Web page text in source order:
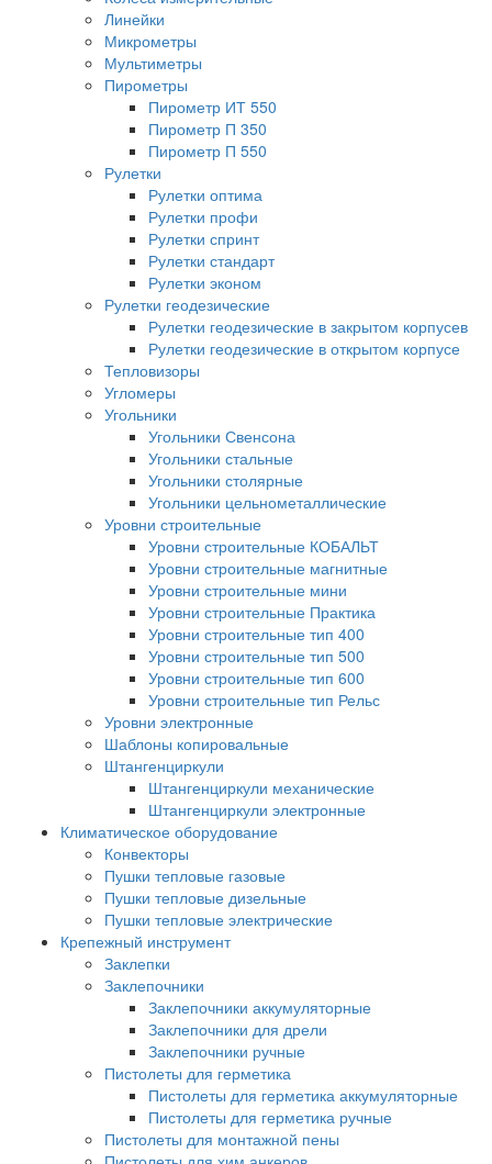
Линейки
Микрометры
Мультиметры
Пирометры
Пирометр ИТ 550
Пирометр П 350
Пирометр П 550
Рулетки
Рулетки оптима
Рулетки профи
Рулетки спринт
Рулетки стандарт
Рулетки эконом
Рулетки геодезические
Рулетки геодезические в закрытом корпусев
Рулетки геодезические в открытом корпусе
Тепловизоры
Угломеры
Угольники
Угольники Свенсона
Угольники стальные
Угольники столярные
Угольники цельнометаллические
Уровни строительные
Уровни строительные КОБАЛЬТ
Уровни строительные магнитные
Уровни строительные мини
Уровни строительные Практика
Уровни строительные тип 400
Уровни строительные тип 500
Уровни строительные тип 600
Уровни строительные тип Рельс
Уровни электронные
Шаблоны копировальные
Штангенциркули
Штангенциркули механические
Штангенциркули электронные
Климатическое оборудование
Конвекторы
Пушки тепловые газовые
Пушки тепловые дизельные
Пушки тепловые электрические
Крепежный инструмент
Заклепки
Заклепочники
Заклепочники аккумуляторные
Заклепочники для дрели
Заклепочники ручные
Пистолеты для герметика
Пистолеты для герметика аккумуляторные
Пистолеты для герметика ручные
Пистолеты для монтажной пены